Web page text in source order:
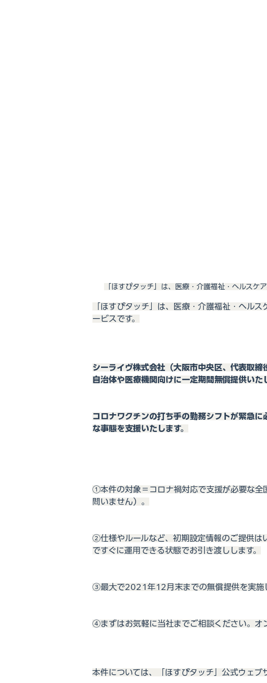
「ほすぴタッチ」は、医療・介護福祉・ヘルスケ
「ほすぴタッチ」は、医療・介護福祉・ヘル
ービスです。
シーライヴ株式会社（大阪市中央区、代表取
自治体や医療機関向けに一定期間無償提供いた
コロナワクチンの打ち手の勤務シフトが緊急
な事態を支援いたします。
①本件の対象＝コロナ禍対応で支援が必要な全
問いません）。
②仕様やルールなど、初期設定情報のご提供は
ですぐに運用できる状態でお引き渡しします。
③最大で2021年12月末までの無償提供を実施
④まずはお気軽に当社までご相談ください。オ
本件については、「ほすぴタッチ」公式ウェブ